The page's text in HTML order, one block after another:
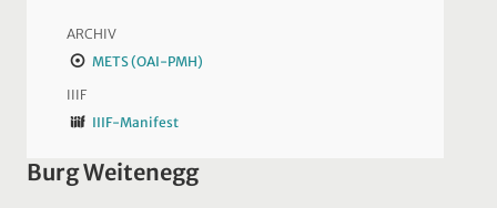
ARCHIV
METS (OAI-PMH)
IIIF
IIIF-Manifest
Burg Weitenegg